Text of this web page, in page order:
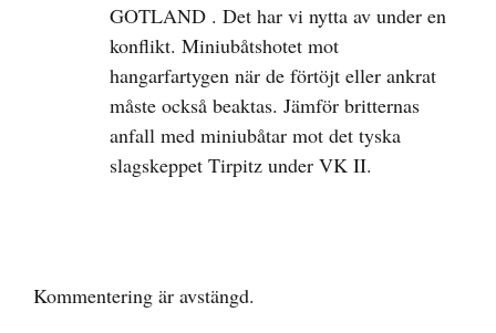
GOTLAND . Det har vi nytta av under en
konflikt. Miniubåtshotet mot
hangarfartygen när de förtöjt eller ankrat
måste också beaktas. Jämför britternas
anfall med miniubåtar mot det tyska
slagskeppet Tirpitz under VK II.
Kommentering är avstängd.